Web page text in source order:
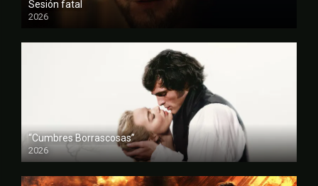
Sesión fatal
2026
FULL HD
“Cumbres Borrascosas”
2026
FULL HD